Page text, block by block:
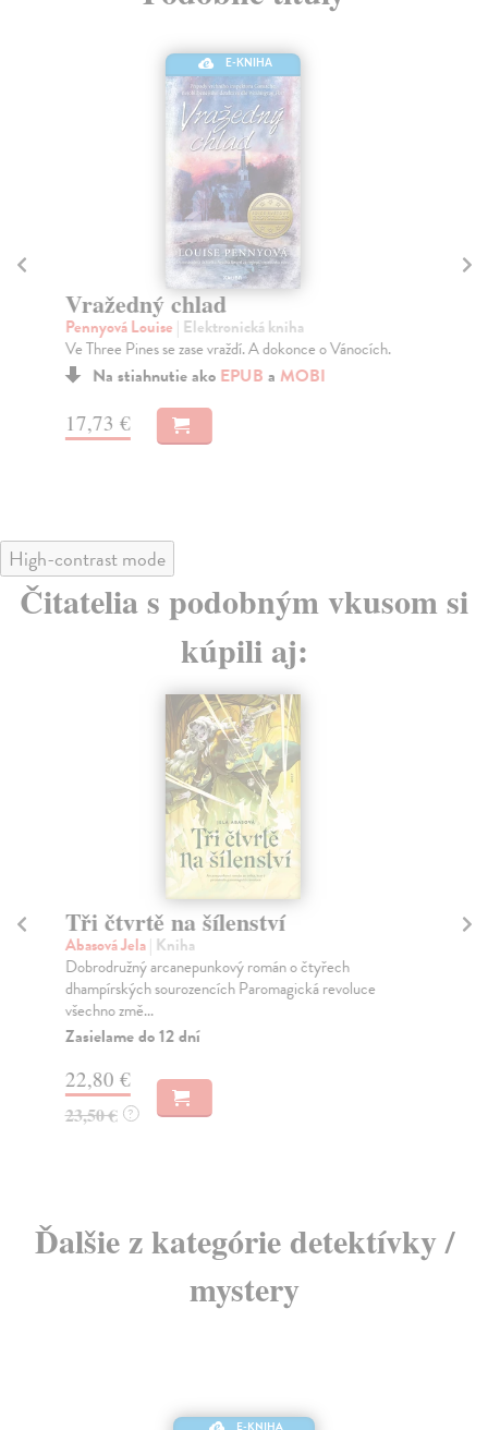
E-KNIHA
Vražedný chlad
Pennyová Louise | Elektronická kniha
Ve Three Pines se zase vraždí. A dokonce o Vánocích.
Na stiahnutie ako EPUB a MOBI
17,73 €
High-contrast mode
Čitatelia s podobným vkusom si
kúpili aj:
Tři čtvrtě na šílenství
Abasová Jela| Kniha
Dobrodružný arcanepunkový román o čtyřech
dhampírských sourozencích Paromagická revoluce
všechno změ...
Zasielame do 12 dní
22,80 €
23,50 € ?
Ďalšie z kategórie detektívky /
mystery
E-KNIHA